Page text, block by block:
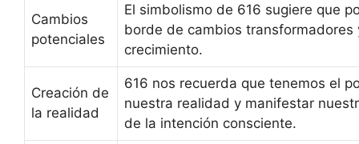
Cambios
potenciales
El simbolismo de 616 sugiere que
borde de cambios
crecimiento.
Creación de
la realidad
616 nos recuerda que tenemos el
nuestra realidad y manifestar
de la intención consciente.